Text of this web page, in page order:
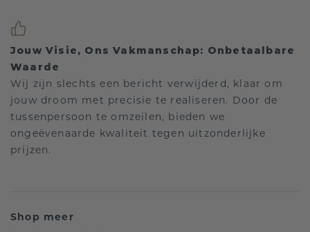
Jouw Visie, Ons Vakmanschap: Onbetaalbare
Waarde
Wij zijn slechts een bericht verwijderd, klaar om
jouw droom met precisie te realiseren. Door de
tussenpersoon te omzeilen, bieden we
ongeëvenaarde kwaliteit tegen uitzonderlijke
prijzen.
Shop meer